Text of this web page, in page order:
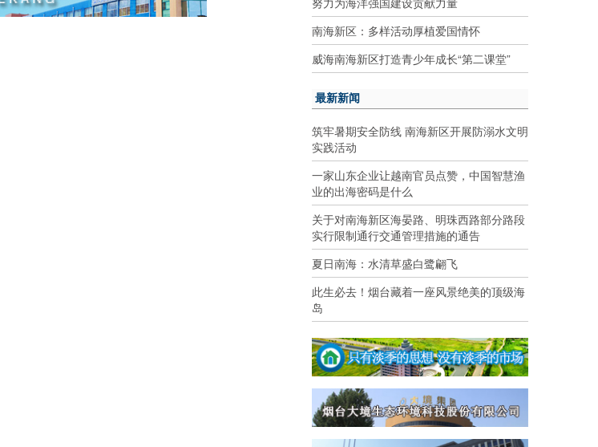
南海新区：多样活动厚植爱国情怀
威海南海新区打造青少年成长“第二课堂”
最新新闻
筑牢暑期安全防线 南海新区开展防溺水文明
实践活动
一家山东企业让越南官员点赞，中国智慧渔
业的出海密码是什么
关于对南海新区海晏路、明珠西路部分路段
实行限制通行交通管理措施的通告
夏日南海：水清草盛白鹭翩飞
此生必去！烟台藏着一座风景绝美的顶级海
岛